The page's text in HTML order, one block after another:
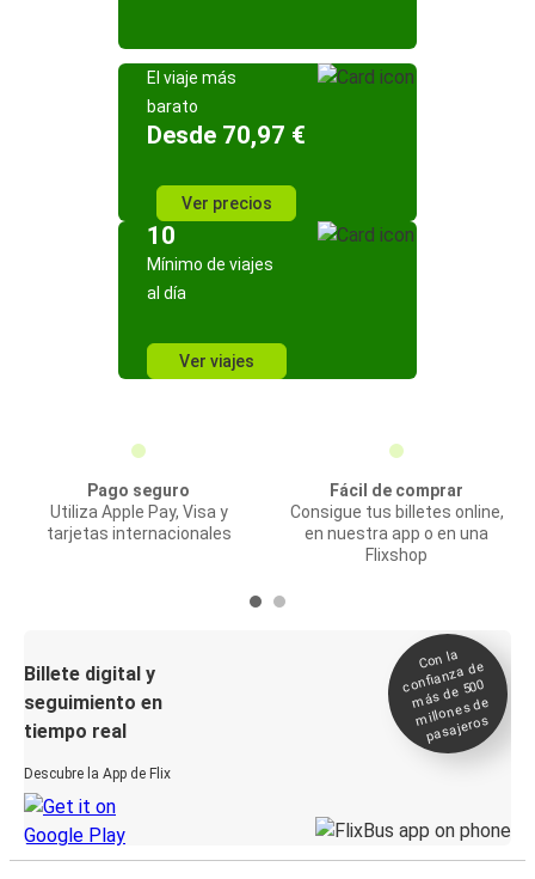
El viaje más
barato
Desde 70,97 €
Ver precios
10
Mínimo de viajes
al día
Ver viajes
Pago seguro
Utiliza Apple Pay, Visa y
tarjetas internacionales
Fácil de comprar
Consigue tus billetes online,
en nuestra app o en una
Flixshop
Billete digital y
seguimiento en
tiempo real
Descubre la App de Flix
Con la
confianza de
más de 500
millones de
pasajeros